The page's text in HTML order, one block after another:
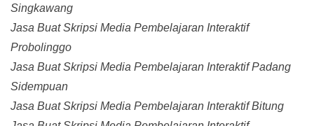
Singkawang
Jasa Buat Skripsi Media Pembelajaran Interaktif
Probolinggo
Jasa Buat Skripsi Media Pembelajaran Interaktif Padang
Sidempuan
Jasa Buat Skripsi Media Pembelajaran Interaktif Bitung